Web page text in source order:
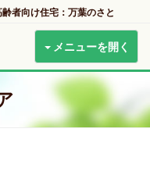
者向け住宅：万葉のさと
メニューを開く